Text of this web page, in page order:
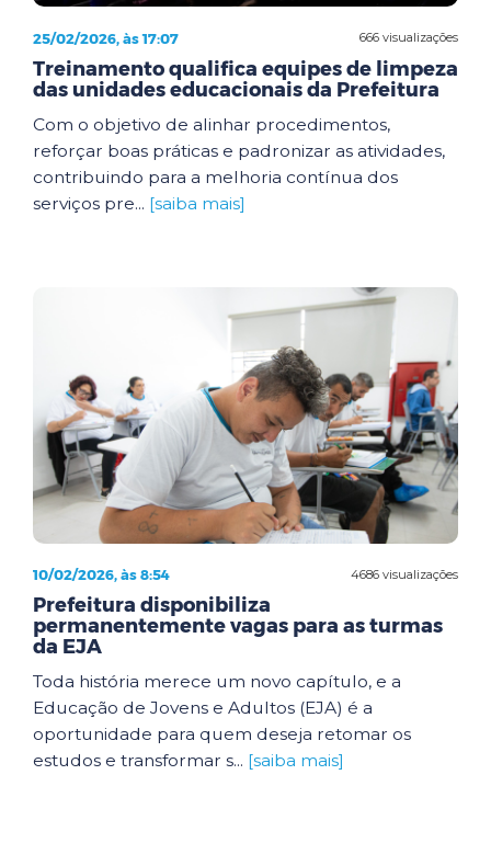
666 visualizações
25/02/2026, às 17:07
Treinamento qualifica equipes de limpeza
das unidades educacionais da Prefeitura
Com o objetivo de alinhar procedimentos,
reforçar boas práticas e padronizar as atividades,
contribuindo para a melhoria contínua dos
serviços pre... [saiba mais]
4686 visualizações
10/02/2026, às 8:54
Prefeitura disponibiliza
permanentemente vagas para as turmas
da EJA
Toda história merece um novo capítulo, e a
Educação de Jovens e Adultos (EJA) é a
oportunidade para quem deseja retomar os
estudos e transformar s... [saiba mais]